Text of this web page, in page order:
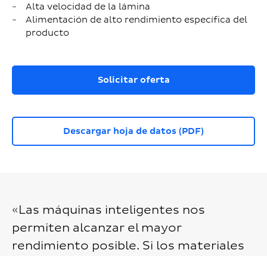
Alta velocidad de la lámina
Alimentación de alto rendimiento específica del
producto
Solicitar oferta
Descargar hoja de datos (PDF)
«Las máquinas inteligentes nos
permiten alcanzar el mayor
rendimiento posible. Si los materiales